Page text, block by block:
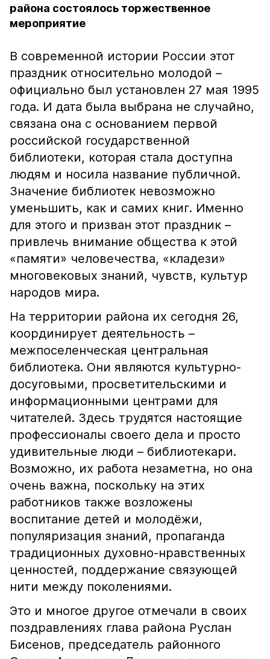
района состоялось торжественное
мероприятие
В современной истории России этот
праздник относительно молодой –
официально был установлен 27 мая 1995
года. И дата была выбрана не случайно,
связана она с основанием первой
российской государственной
библиотеки, которая стала доступна
людям и носила название публичной.
Значение библиотек невозможно
уменьшить, как и самих книг. Именно
для этого и призван этот праздник –
привлечь внимание общества к этой
«памяти» человечества, «кладези»
многовековых знаний, чувств, культур
народов мира.
На территории района их сегодня 26,
координирует деятельность –
межпоселенческая центральная
библиотека. Они являются культурно-
досуговыми, просветительскими и
информационными центрами для
читателей. Здесь трудятся настоящие
профессионалы своего дела и просто
удивительные люди – библиотекари.
Возможно, их работа незаметна, но она
очень важна, поскольку на этих
работников также возложены
воспитание детей и молодёжи,
популяризация знаний, пропаганда
традиционных духовно-нравственных
ценностей, поддержание связующей
нити между поколениями.
Это и многое другое отмечали в своих
поздравлениях глава района Руслан
Бисенов, председатель районного